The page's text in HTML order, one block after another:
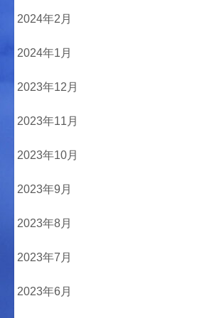
2024年2月
2024年1月
2023年12月
2023年11月
2023年10月
2023年9月
2023年8月
2023年7月
2023年6月